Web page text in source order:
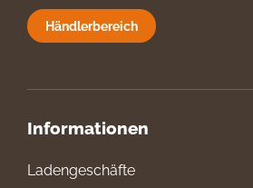
Händlerbereich
Informationen
Ladengeschäfte